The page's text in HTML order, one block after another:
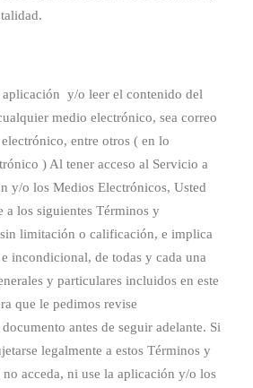
y/o leer el contenido del
medio electrónico, sea correo
entre otros ( en lo
) Al tener acceso al Servicio a
y/o los Medios Electrónicos, Usted
a los siguientes Términos y
limitación o calificación, e implica
incondicional, de todas y cada una
y particulares incluidos en este
que le pedimos revise
antes de seguir adelante. Si
legalmente a estos Términos y
acceda, ni use la aplicación y/o los